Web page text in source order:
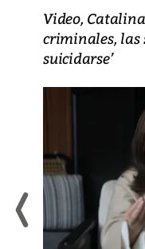
Video,
criminales, las
suicidarse’